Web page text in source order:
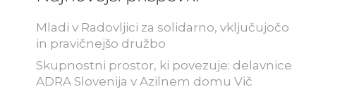
Mladi v Radovljici za solidarno, vključujočo
in pravičnejšo družbo
Skupnostni prostor, ki povezuje: delavnice
ADRA Slovenija v Azilnem domu Vič